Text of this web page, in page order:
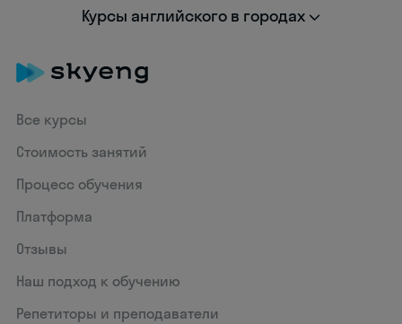
Курсы английского в городах
Все курсы
Стоимость занятий
Процесс обучения
Платформа
Отзывы
Наш подход к обучению
Репетиторы и преподаватели